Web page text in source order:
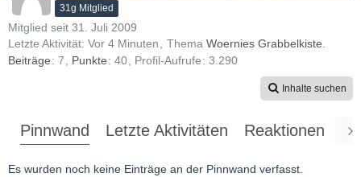
31g Mitglied
Mitglied seit 31. Juli 2009
Letzte Aktivität: Vor 4 Minuten Thema Woernies Grabbelkiste.
Beiträge
7 Punkte 40 Profil-Aufrufe 3.290
Inhalte suchen
Pinnwand Letzte Aktivitäten Reaktionen
Es wurden noch keine Einträge an der Pinnwand verfasst.